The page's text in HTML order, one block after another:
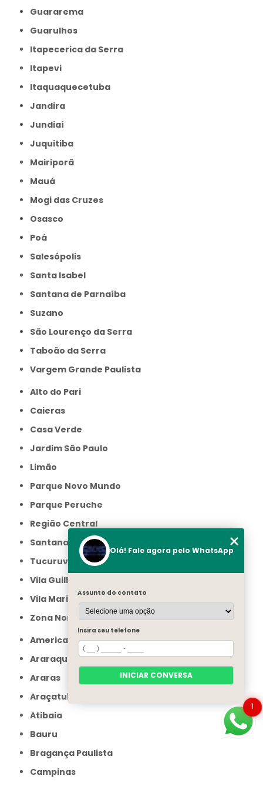
Guararema
Guarulhos
Itapecerica da Serra
Itapevi
Itaquaquecetuba
Jandira
Jundiaí
Juquitiba
Mairiporã
Mauá
Mogi das Cruzes
Osasco
Poá
Salesópolis
Santa Isabel
Santana de Parnaíba
Suzano
São Lourenço da Serra
Taboão da Serra
Vargem Grande Paulista
Alto do Pari
Caieras
Casa Verde
Jardim São Paulo
Limão
Parque Novo Mundo
Parque Peruche
Região Central
Santana
Tucuruvi
Vila Guilherme
Vila Maria
Zona Norte
Americana
Araraquara
Araras
Araçatuba
Atibaia
Bauru
Bragança Paulista
Campinas
1
Olá! Fale agora pelo WhatsApp
Assunto do contato
Insira seu telefone
INICIAR CONVERSA